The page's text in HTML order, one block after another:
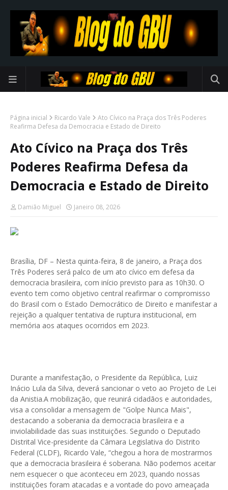
Página inicial Ricardo Vale
Ato Cívico na Praça dos Três Poderes
Reafirma Defesa da Democracia e Estado de Direito
Ato Cívico na Praça dos Três
Poderes Reafirma Defesa da
Democracia e Estado de Direito
Damião Miguel Janeiro 08, 2026
Brasília, DF – Nesta quinta-feira, 8 de janeiro, a Praça dos
Três Poderes será palco de um ato cívico em defesa da
democracia brasileira, com início previsto para as 10h30. O
evento tem como objetivo central reafirmar o compromisso
do Brasil com o Estado Democrático de Direito e manifestar a
rejeição a qualquer tentativa de ruptura institucional, em
memória aos ataques ocorridos em 2023.
Durante a manifestação, o Presidente da República, Luiz
Inácio Lula da Silva, deverá sancionar o veto ao Projeto de Lei
da Anistia.A mobilização, que reunirá cidadãos e autoridades,
visa a consolidar a mensagem de "Golpe Nunca Mais",
destacando a soberania da democracia brasileira e a
inviolabilidade das suas instituições. Segundo o Deputado
Distrital Vice-presidente da Câmara Legislativa do Distrito
Federal (CLDF), Ricardo Vale, “chegou a hora de mostrarmos
que a democracia brasileira é soberana. Não podemos aceitar
nem esquecer o que aconteceu em 2023, quando nossas
instituições foram atacadas e a vontade do povo ameaçada